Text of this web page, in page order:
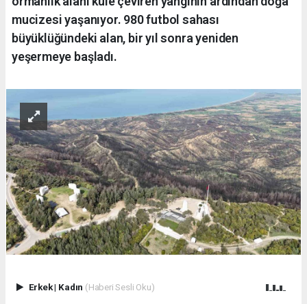
mucizesi yaşanıyor. 980 futbol sahası
büyüklüğündeki alan, bir yıl sonra yeniden
yeşermeye başladı.
Erkek| Kadın (Haberi Sesli Oku)